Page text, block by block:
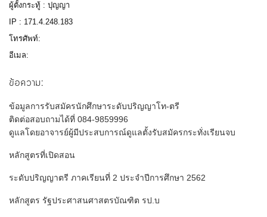
ผู้ตั้งกระทู้ : ปุญญา
IP : 171.4.248.183
โทรศัพท์:
อีเมล:
ข้อความ:
ข้อมูลการรับสมัครนักศึกษาระดับปริญญาโท-ตรี
ติดต่อสอบถามได้ที่ 084-9859996
ดูแลโดยอาจารย์ผู้มีประสบการณ์ดูแลตั้งรับสมัครกระทั่งเรียนจบ
หลักสูตรที่เปิดสอน
ระดับปริญญาตรี ภาคเรียนที่ 2 ประจำปีการศึกษา 2562
หลักสูตร รัฐประศาสนศาสตรบัณฑิต รป.บ